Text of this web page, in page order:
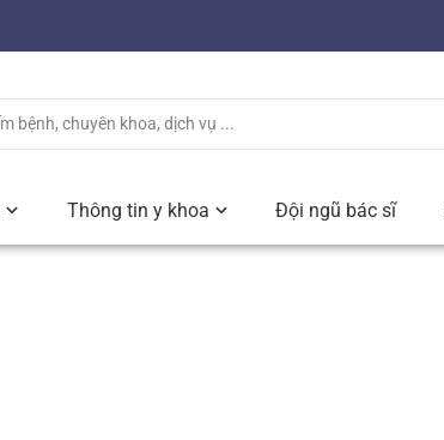
Thông tin y khoa Đội ngũ bác sĩ